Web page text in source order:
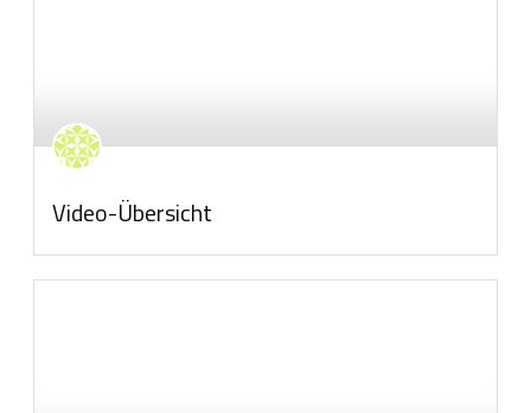
Video-Übersicht